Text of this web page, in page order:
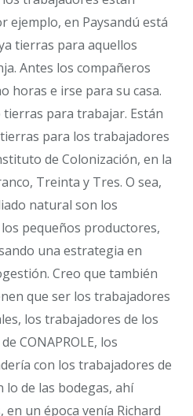
ejemplo, en Paysandú está
tierras para aquellos
Antes los compañeros
horas e irse para su casa.
para trabajar. Están
para los trabajadores
de Colonización, en la
Treinta y Tres. O sea,
natural son los
pequeños productores,
una estrategia en
Creo que también
que ser los trabajadores
los trabajadores de los
CONAPROLE, los
con los trabajadores de
lo de las bodegas, ahí
un época venía Richard